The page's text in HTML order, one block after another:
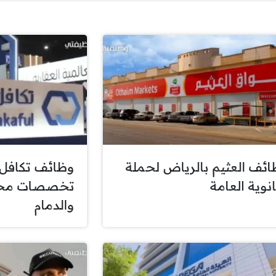
العثيم بالرياض لحملة
العامة
وظائف
تخصصات
والدمام